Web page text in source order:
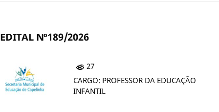
EDITAL Nº189/2026
27
CARGO: PROFESSOR DA EDUCAÇÃO
INFANTIL